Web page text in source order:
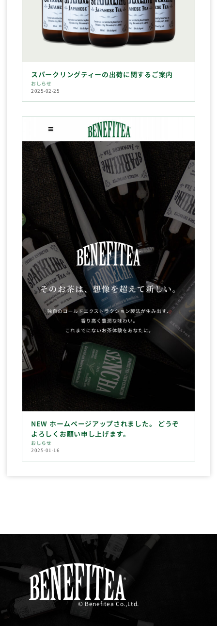
スパークリングティーの出荷に関するご案内
おしらせ
2025-02-25
NEW ホームページアップされました。 どうぞ
よろしくお願い申し上げます。
おしらせ
2025-01-16
© Benefitea Co.,Ltd.